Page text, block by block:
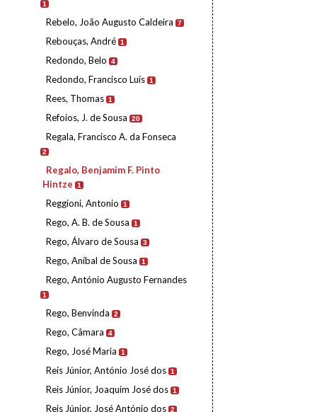
1
Rebelo, João Augusto Caldeira 7
Rebouças, André 1
Redondo, Belo 4
Redondo, Francisco Luís 1
Rees, Thomas 1
Refoios, J. de Sousa 20
Regala, Francisco A. da Fonseca
2
Regalo, Benjamim F. Pinto
Hintze
1
Reggioni, Antonio 1
Rego, A. B. de Sousa 1
Rego, Álvaro de Sousa 3
Rego, Aníbal de Sousa 1
Rego, António Augusto Fernandes
1
Rego, Benvinda 2
Rego, Câmara 4
Rego, José Maria 1
Reis Júnior, António José dos 1
Reis Júnior, Joaquim José dos 1
Reis Júnior, José António dos 2